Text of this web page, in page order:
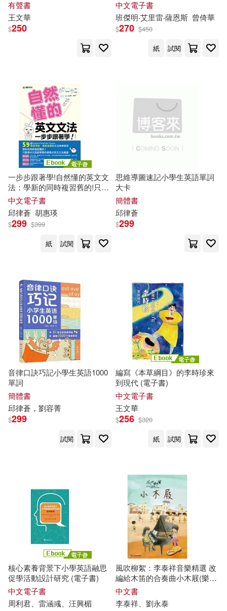
俞菊峰（主編）(1)
劉幹才(1)
劉慶邦(1) 劉才幹(1)
劉曉娟(1) 劉義盟（編著）(1)
北京天利考試信息網編(1)
吳學明(1)
吳敏 張傳儒 張琴 編著(1)
周利君、雷涵彧、汪興楣(1)
坂本奈緒(1)
大耳朵工作室 編著(1)
大耳朵英語研發團隊編著(1)
大衛．波洛克(1)
上海文化出版社(1)
上海文藝出版社(1)
上海科學技術文獻出版社(1)
上海辭書出版社(1)
上海遠東出版社(1) 世潮(1)
世界知識出版社(1)
中國國際廣播出版社(1)
中國政法大學出版社(1)
中國言實出版社(1)
中華書局(1)
五洲傳播出版社(1)
作家出版社(1)
倍斯特出版事業有限公司(1)
優百科(1) 前衛(1)
北京師範大學出版社(1)
有聲書
王文華
$250
少年小說) (電子書)
中文電子書
班傑明‧艾里雷‧薩恩斯 曾倚華
$270 $450
紙
試閱
一步步跟著學!自然懂的英文文
法：學新的同時複習舊的!只要
會中文就能學會的漸進式英文
文法重建 (電子書)
中文電子書
邱律蒼 胡惠瑛
$299 $399
紙
試閱
思維導圖速記小學生英語單詞
大卡
簡體書
邱律蒼
$299
音律口訣巧記小學生英語1000
單詞
簡體書
邱律蒼，劉容菁
$299
試閱
編寫《本草綱目》的李時珍來
到現代 (電子書)
中文電子書
王文華
$256 $320
紙
試閱
核心素養背景下小學英語融思
促學活動設計研究 (電子書)
中文電子書
周利君、 雷涵彧、汪興楣
風吹柳絮：李泰祥音樂精選 改
編給木笛的合奏曲小木屐(樂
譜)
中文書
李泰祥、劉永泰